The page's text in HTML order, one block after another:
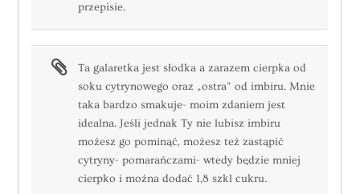
przepisie.
Ta galaretka jest słodka a zarazem cierpka od
soku cytrynowego oraz „ostra” od imbiru. Mnie
taka bardzo smakuje- moim zdaniem jest
idealna. Jeśli jednak Ty nie lubisz imbiru
możesz go pominąć, możesz też zastąpić
cytryny- pomarańczami- wtedy będzie mniej
cierpko i można dodać 1,8 szkl cukru.